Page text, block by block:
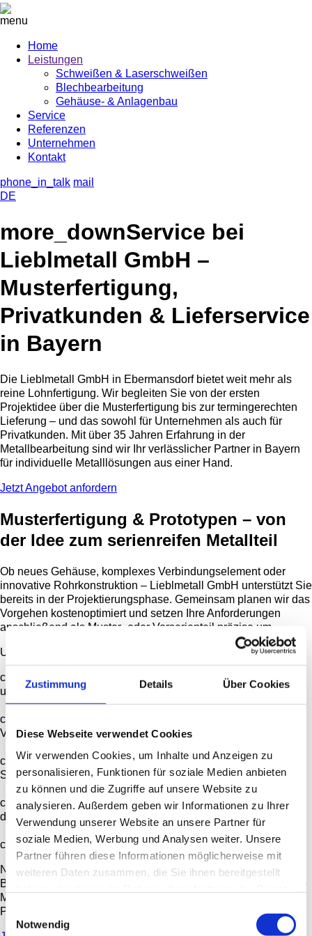
Zustimmung Details Über Cookies
Diese Webseite verwendet Cookies
Wir verwenden Cookies, um Inhalte und Anzeigen zu
personalisieren, Funktionen für soziale Medien anbieten
zu können und die Zugriffe auf unsere Website zu
analysieren. Außerdem geben wir Informationen zu Ihrer
Verwendung unserer Website an unsere Partner für
soziale Medien, Werbung und Analysen weiter. Unsere
Partner führen diese Informationen möglicherweise mit
weiteren Daten zusammen, die Sie ihnen bereitgestellt
Einwilligungsauswahl
Notwendig
menu
Home
Leistungen
Schweißen & Laserschweißen
Blechbearbeitung
Gehäuse- & Anlagenbau
Service
Referenzen
Unternehmen
Kontakt
phone_in_talk mail
DE
more_downService bei
Lieblmetall GmbH –
Musterfertigung,
Privatkunden & Lieferservice
in Bayern
Die Lieblmetall GmbH in Ebermansdorf bietet weit mehr als
reine Lohnfertigung. Wir begleiten Sie von der ersten
Projektidee über die Musterfertigung bis zur termingerechten
Lieferung – und das sowohl für Unternehmen als auch für
Privatkunden. Mit über 35 Jahren Erfahrung in der
Metallbearbeitung sind wir Ihr verlässlicher Partner in Bayern
für individuelle Metalllösungen aus einer Hand.
Jetzt Angebot anfordern
Musterfertigung & Prototypen – von
der Idee zum serienreifen Metallteil
Ob neues Gehäuse, komplexes Verbindungselement oder
innovative Rohrkonstruktion – Lieblmetall GmbH unterstützt Sie
bereits in der Projektierungsphase. Gemeinsam planen wir das
Vorgehen kostenoptimiert und setzen Ihre Anforderungen
anschließend als Muster- oder Vorserienteil präzise um.
Unsere Leistungen in der Musterfertigung:
checkBeratung und Begleitung bereits in der Entwicklungs-
und Projektierungsphase
check
Vorgaben
checkPrototyping für Gehäuse, Rohrkonstruktionen und
Sonderbauteile
checkKleinserien und Vorserienfertigung als Vorbereitung auf
die Serienproduktion
checkBeratung zur kostenoptimierten Serienfertigung
Namhafte Unternehmen aus Nürnberg, Amberg, Schwandorf,
Berlin, ganz Bayern, USA, Bulgarien und Polen nutzen unsere
Musterfertigung als verlässliche Grundlage für ihre
Produktentwicklung.